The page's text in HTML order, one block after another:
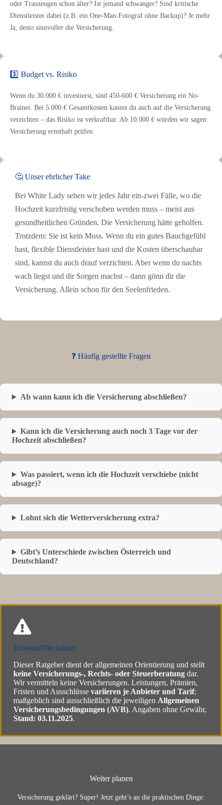
oder Trauzeugen schon älter? Ist jemand schwanger? Sind kritische
Dienstleister dabei (z.B. ein One-Man-Fotograf ohne Backup)? Je mehr
Ja, desto sinnvoller die Versicherung.
3️⃣ Budget vs. Risiko
Wenn du 30.000 € investierst, sind 450-600 € Versicherung ein No-
Brainer. Bei 5.000 € Gesamtkosten kannst du auch auf die Versicherung
verzichten – das Risiko ist verkraftbar. Ab 10.000 € würden wir sagen:
Versicherung ernsthaft prüfen.
🤔 Unser ehrlicher Take
Bei White Lady sehen wir jedes Jahr ein-zwei Fälle, wo die
Hochzeit kurzfristig verschoben werden muss – meist aus
gesundheitlichen Gründen. Die Versicherung hätte geholfen.
Trotzdem: Sie ist kein Muss. Wenn du ein gutes Bauchgefühl
hast, flexible Dienstleister hast und die Kosten überschaubar
sind, kannst du auch drauf verzichten. Aber wenn du nachts
wach liegst und dir Sorgen machst – dann gönn dir die
Versicherung. Allein schon für den Seelenfrieden.
❓ Häufig gestellte Fragen
Ab wann kann ich die Versicherung abschließen?
Kann ich die Versicherung auch noch 3 Tage vor der
Hochzeit abschließen?
Was passiert, wenn ich die Hochzeit verschiebe (nicht
absage)?
Lohnt sich die Wetterversicherung extra?
Gibt’s Unterschiede zwischen Österreich und
Deutschland?
Hinweis/Disclaimer
Dieser Ratgeber dient der allgemeinen Orientierung und stellt
keine Versicherungs-, Rechts- oder Steuerberatung dar.
Wir vermitteln keine Versicherungen. Leistungen, Prämien,
Fristen und Ausschlüsse variieren je Anbieter und Tarif;
maßgeblich sind ausschließlich die jeweiligen Allgemeinen
Versicherungsbedingungen (AVB). Angaben ohne Gewähr,
Stand: 03.11.2025.
Weiter planen
Versicherung geklärt? Super! Jetzt geht’s an die praktischen Dinge: